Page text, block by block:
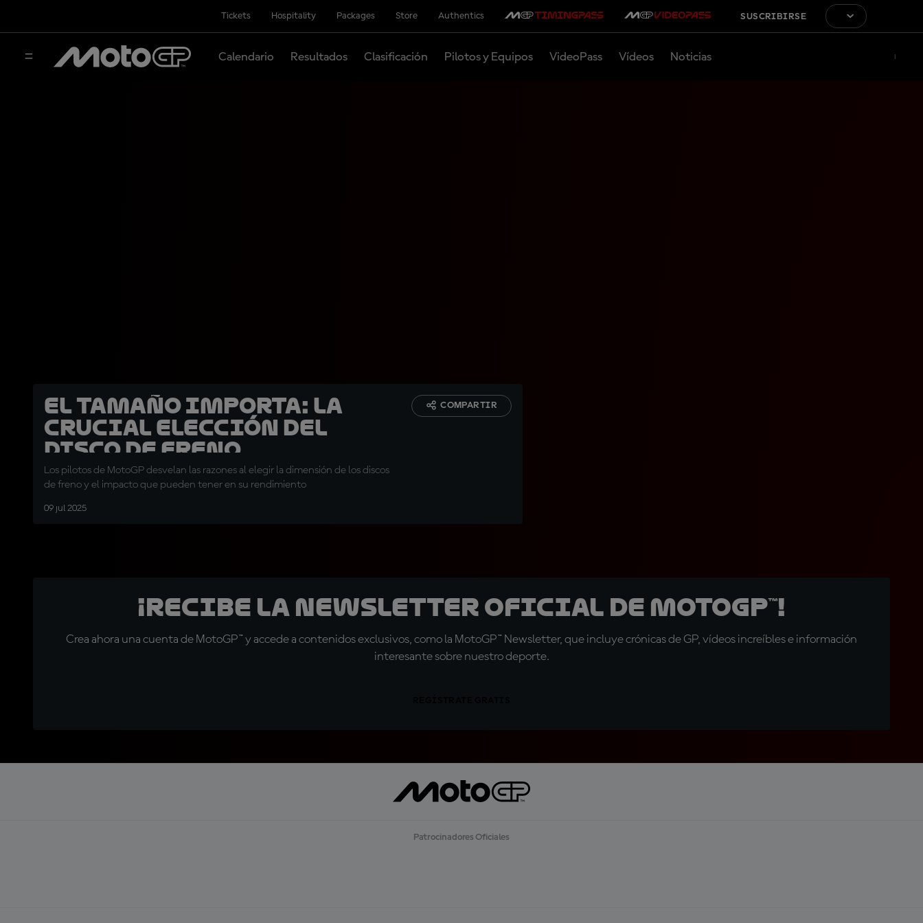
Tickets Hospitality Packages Store Authentics SUSCRIBIRSE
Calendario Resultados Clasificación Pilotos y Equipos VideoPass Vídeos Noticias
El tamaño importa: La
crucial elección del
disco de freno
Los pilotos de MotoGP desvelan las razones al elegir la dimensión de los discos
de freno y el impacto que pueden tener en su rendimiento
09 jul 2025
COMPARTIR
¡Recibe la Newsletter oficial de MotoGP™!
Crea ahora una cuenta de MotoGP™ y accede a contenidos exclusivos, como la MotoGP™ Newsletter, que incluye crónicas de GP, vídeos increíbles e información
interesante sobre nuestro deporte.
Patrocinadores Oficiales